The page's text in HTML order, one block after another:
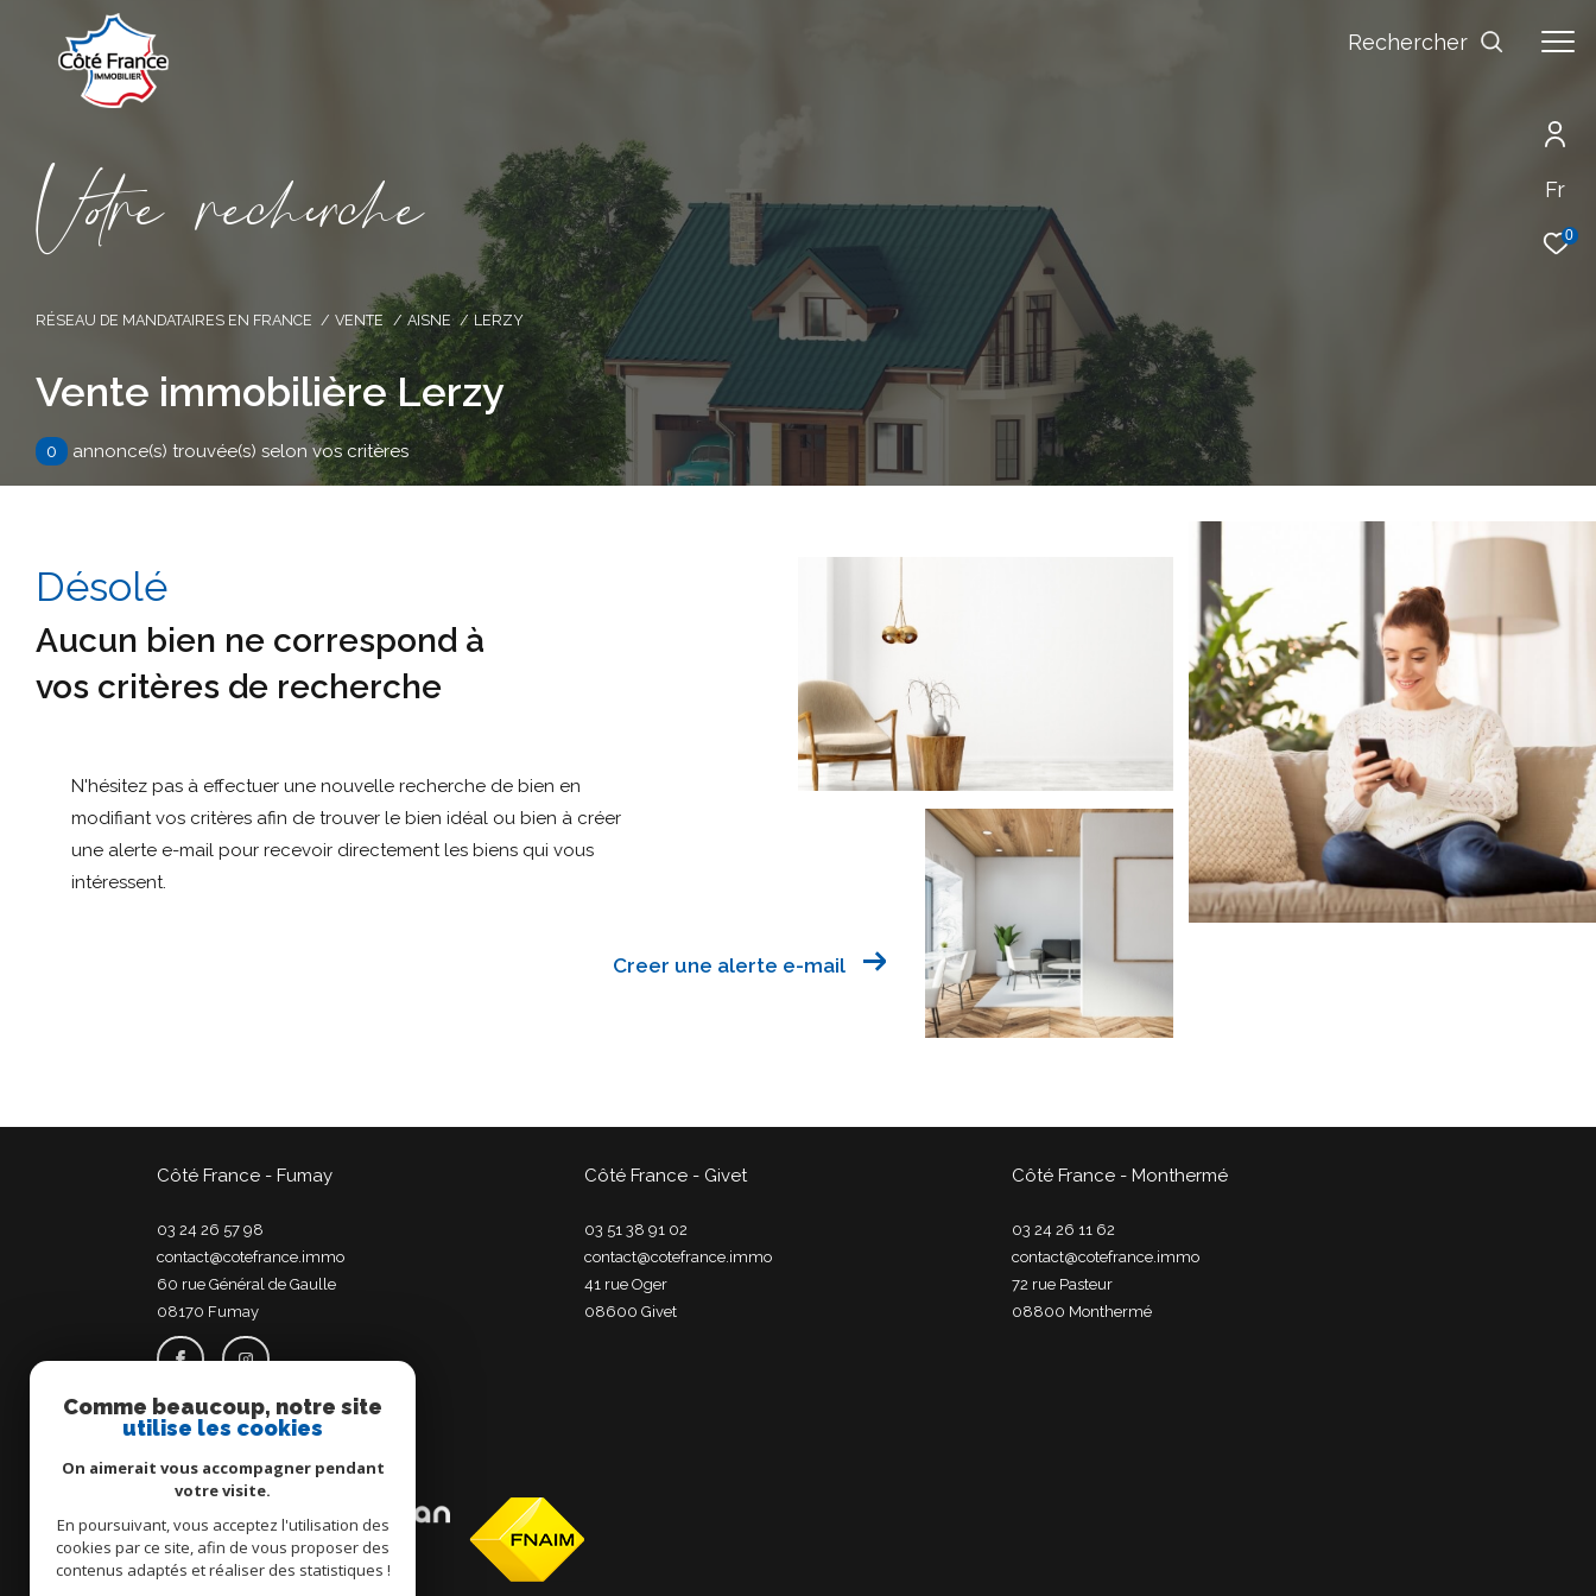
Fr
0
Rechercher
Vore recece
RÉSEAU DE MANDATAIRES EN FRANCE VENTE AISNE LERZY
Vente immobilière Lerzy
0 annonce(s) trouvée(s) selon vos critères
Désolé
Aucun bien ne correspond à
vos critères de recherche
N'hésitez pas à effectuer une nouvelle recherche de bien en
modifiant vos critères afin de trouver le bien idéal ou bien à créer
une alerte e-mail pour recevoir directement les biens qui vous
intéressent.
Creer une alerte e-mail
Côté France - Fumay
03 24 26 57 98
contact@cotefrance.immo
60 rue Général de Gaulle
08170
fumay
Côté France - Givet
03 51 38 91 02
contact@cotefrance.immo
41 rue Oger
08600
givet
Côté France - Monthermé
03 24 26 11 62
contact@cotefrance.immo
72 rue Pasteur
08800
monthermé
Adhérents
Comme beaucoup, notre site
utilise les cookies
On aimerait vous accompagner pendant
votre visite.
En poursuivant, vous acceptez l'utilisation des
cookies par ce site, afin de vous proposer des
contenus adaptés et réaliser des statistiques !